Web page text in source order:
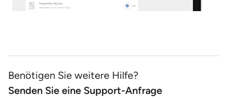
Benötigen Sie weitere Hilfe?
Senden Sie eine Support-Anfrage